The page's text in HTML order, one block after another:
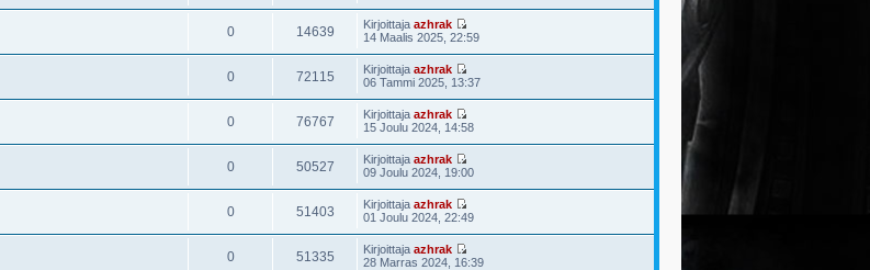
0 14639 Kirjoittaja azhrak
14 Maalis 2025, 22:59
0 72115 Kirjoittaja azhrak
06 Tammi 2025, 13:37
0 76767 Kirjoittaja azhrak
15 Joulu 2024, 14:58
0 50527 Kirjoittaja azhrak
09 Joulu 2024, 19:00
0 51403 Kirjoittaja azhrak
01 Joulu 2024, 22:49
0 51335 Kirjoittaja azhrak
28 Marras 2024, 16:39